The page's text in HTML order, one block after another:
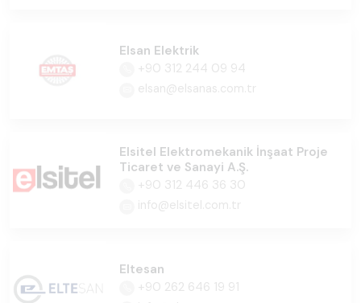
Elsan Elektrik
+90 312 244 09 94
elsan@elsanas.com.tr
Elsitel Elektromekanik İnşaat Proje
Ticaret ve Sanayi A.Ş.
+90 312 446 36 30
info@elsitel.com.tr
Eltesan
+90 262 646 19 91